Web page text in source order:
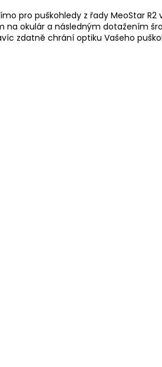
pro puškohledy z řady MeoStar
na okulár a následným dotažením
zdatně chrání optiku Vašeho